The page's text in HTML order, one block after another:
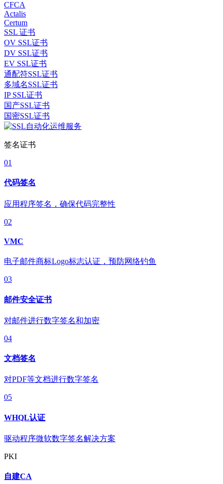
CFCA
Actalis
Certum
SSL 证书
OV SSL证书
DV SSL证书
EV SSL证书
通配符SSL证书
多域名SSL证书
IP SSL证书
国产SSL证书
国密SSL证书
签名证书
01
代码签名
应用程序签名，确保代码完整性
02
VMC
电子邮件商标Logo标志认证，预防网络钓鱼
03
邮件安全证书
对邮件进行数字签名和加密
04
文档签名
对PDF等文档进行数字签名
05
WHQL认证
驱动程序微软数字签名解决方案
PKI
自建CA